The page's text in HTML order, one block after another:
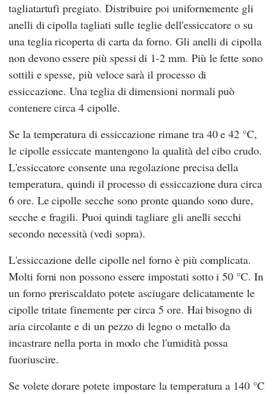
tagliatartufi pregiato. Distribuire poi uniformemente gli
anelli di cipolla tagliati sulle teglie dell'essiccatore o su
una teglia ricoperta di carta da forno. Gli anelli di cipolla
non devono essere più spessi di 1-2 mm. Più le fette sono
sottili e spesse, più veloce sarà il processo di
essiccazione. Una teglia di dimensioni normali può
contenere circa 4 cipolle.
Se la temperatura di essiccazione rimane tra 40 e 42 °C,
le cipolle essiccate mantengono la qualità del cibo crudo.
L'essiccatore consente una regolazione precisa della
temperatura, quindi il processo di essiccazione dura circa
6 ore. Le cipolle secche sono pronte quando sono dure,
secche e fragili. Puoi quindi tagliare gli anelli secchi
secondo necessità (vedi sopra).
L'essiccazione delle cipolle nel forno è più complicata.
Molti forni non possono essere impostati sotto i 50 °C. In
un forno preriscaldato potete asciugare delicatamente le
cipolle tritate finemente per circa 5 ore. Hai bisogno di
aria circolante e di un pezzo di legno o metallo da
incastrare nella porta in modo che l'umidità possa
fuoriuscire.
Se volete dorare potete impostare la temperatura a 140 °C